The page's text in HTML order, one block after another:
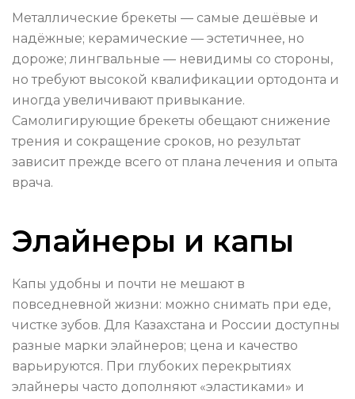
Металлические брекеты — самые дешёвые и
надёжные; керамические — эстетичнее, но
дороже; лингвальные — невидимы со стороны,
но требуют высокой квалификации ортодонта и
иногда увеличивают привыкание.
Самолигирующие брекеты обещают снижение
трения и сокращение сроков, но результат
зависит прежде всего от плана лечения и опыта
врача.
Элайнеры и капы
Капы удобны и почти не мешают в
повседневной жизни: можно снимать при еде,
чистке зубов. Для Казахстана и России доступны
разные марки элайнеров; цена и качество
варьируются. При глубоких перекрытиях
элайнеры часто дополняют «эластиками» и